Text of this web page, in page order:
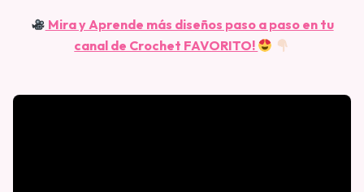
Mira y Aprende más diseños paso a paso en tu
canal de Crochet FAVORITO!